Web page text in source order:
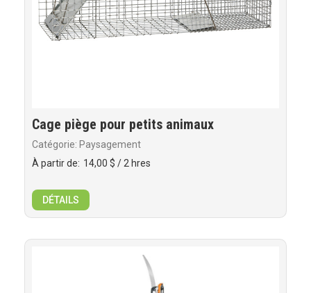
Cage piège pour petits animaux
Catégorie: Paysagement
À partir de: 14,00 $ / 2 hres
DÉTAILS